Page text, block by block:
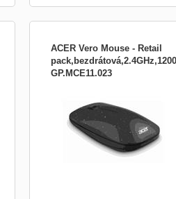
ACER Vero Mouse - Retail
GP.MCE11.023
Černá Myš Macaron Vero je
recyklovaných materiálů, je
na vzdálenost deseti metrů a pyšní se
ergonomickým provedením pro
pohodlné použití, ať už jste le